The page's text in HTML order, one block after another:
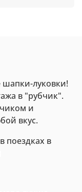
луковки!
в "рубчик".
и
вкус.
поездках в